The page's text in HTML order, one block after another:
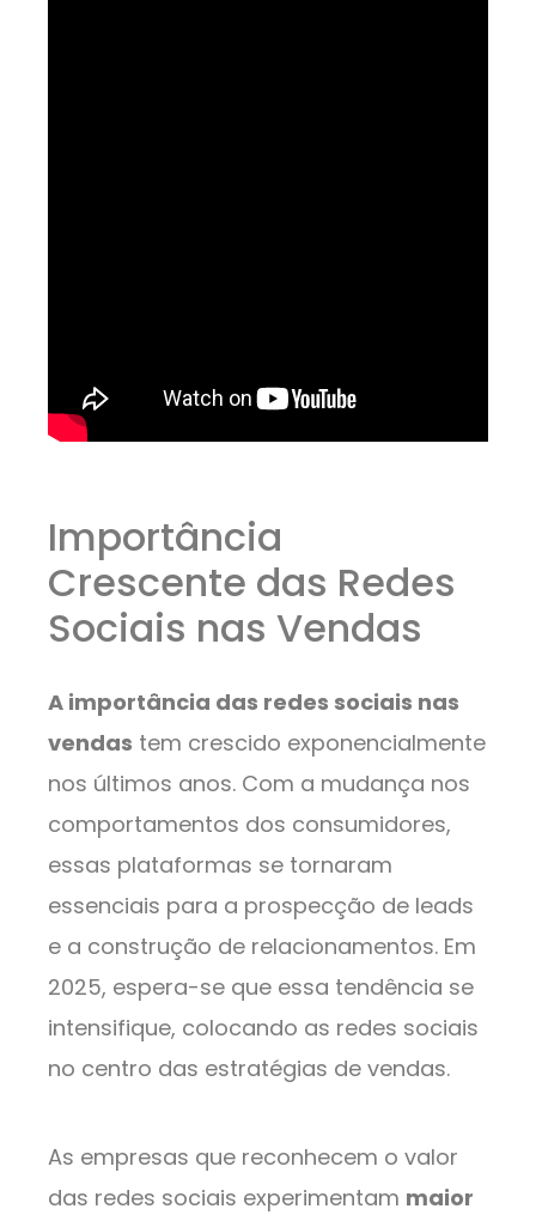
Importância
Crescente das Redes
Sociais nas Vendas
A importância das redes sociais nas
vendas tem crescido exponencialmente
nos últimos anos. Com a mudança nos
comportamentos dos consumidores,
essas plataformas se tornaram
essenciais para a prospecção de leads
e a construção de relacionamentos. Em
2025, espera-se que essa tendência se
intensifique, colocando as redes sociais
no centro das estratégias de vendas.
As empresas que reconhecem o valor
das redes sociais experimentam maior